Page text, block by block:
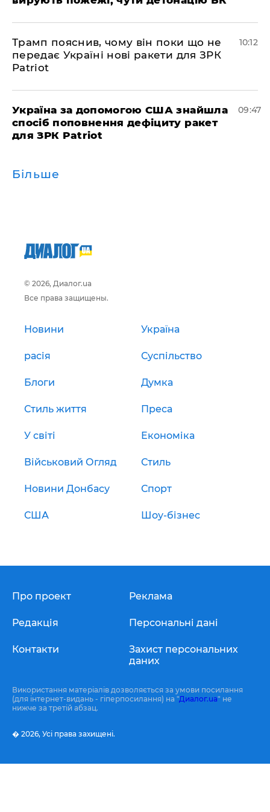
Трамп пояснив, чому він поки що не
передає Україні нові ракети для ЗРК
Patriot
10:12
Україна за допомогою США знайшла
спосіб поповнення дефіциту ракет
для ЗРК Patriot
09:47
Більше
© 2026, Диалог.ua
Все права защищены.
Новини Україна
расія Суспільство
Блоги Думка
Стиль життя Преса
У світі Економіка
Військовий Огляд Стиль
Новини Донбасу Спорт
США Шоу-бізнес
Про проект
Редакція
Контакти
Реклама
Персональні дані
Захист персональних
даних
Використання матеріалів дозволяється за умови посилання
(для інтернет-видань - гіперпосилання) на "Диалог.ua" не
нижче за третій абзац.
� 2026, Усі права захищені.